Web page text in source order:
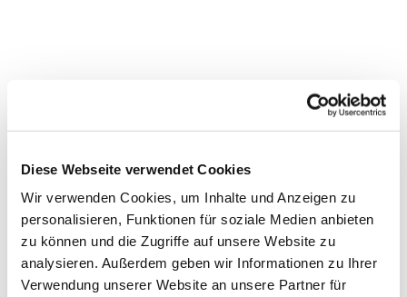
Diese Webseite verwendet Cookies
Wir verwenden Cookies, um Inhalte und Anzeigen zu
personalisieren, Funktionen für soziale Medien anbieten
zu können und die Zugriffe auf unsere Website zu
analysieren. Außerdem geben wir Informationen zu Ihrer
Verwendung unserer Website an unsere Partner für